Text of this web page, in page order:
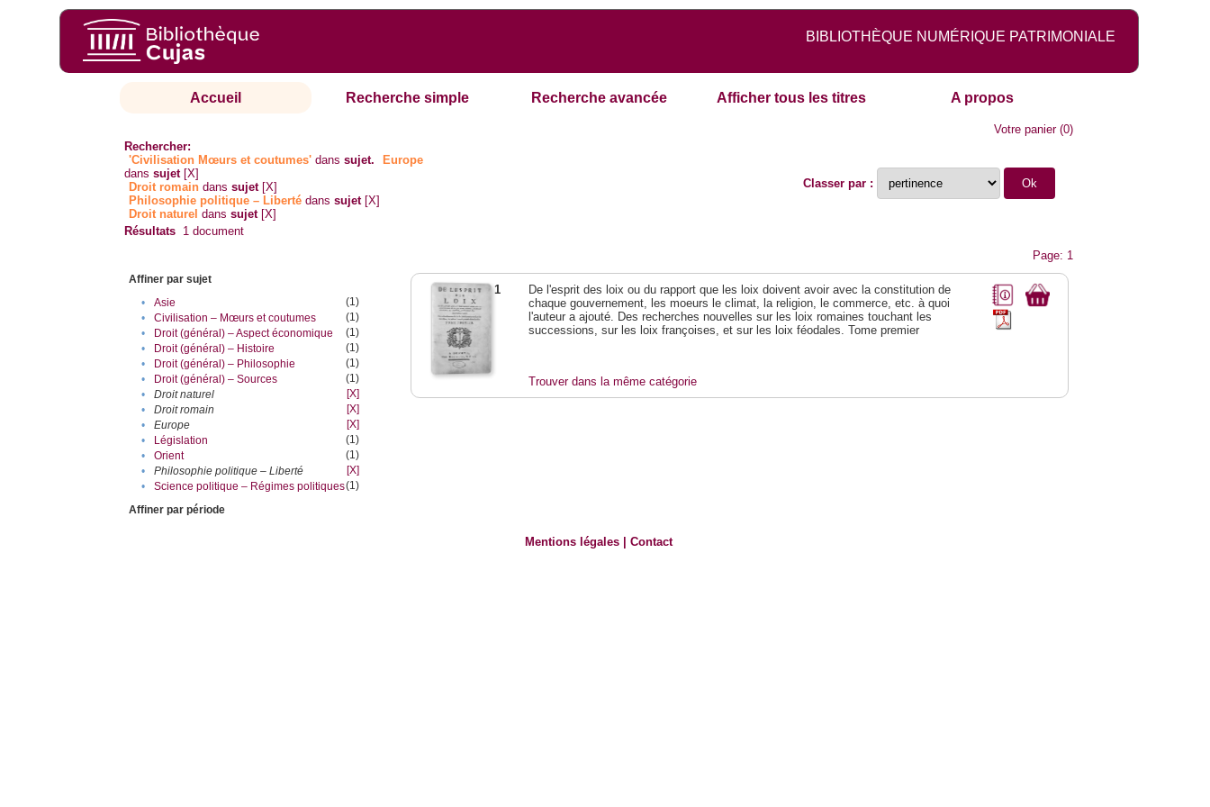
BIBLIOTHÈQUE NUMÉRIQUE PATRIMONIALE
Accueil Recherche simple Recherche avancée Afficher tous les titres A propos
Votre panier(0)
Rechercher:
'Civilisation Mœurs et coutumes' danssujet.
Europe
danssujet [X]
Droit romain danssujet [X]
Philosophie politique – Liberté danssujet [X]
Droit naturel danssujet [X]
Classer par :
Résultats 1 document
Page: 1
Affiner par sujet
•
Asie
(1)
•
Civilisation – Mœurs et coutumes
(1)
•
Droit (général) – Aspect économique
(1)
•
Droit (général) – Histoire
(1)
•
Droit (général) – Philosophie
(1)
•
Droit (général) – Sources
(1)
•
Droit naturel
[X]
•
Droit romain
[X]
•
Europe
[X]
•
Législation
(1)
•
Orient
(1)
•
Philosophie politique – Liberté
[X]
•
Science politique – Régimes politiques(1)
Affiner par période
1
De l'esprit des loix ou du rapport que les loix doivent avoir avec la constitution de
chaque gouvernement, les moeurs le climat, la religion, le commerce, etc. à quoi
l'auteur a ajouté. Des recherches nouvelles sur les loix romaines touchant les
successions, sur les loix françoises, et sur les loix féodales. Tome premier
Trouver dans la même catégorie
Mentions légales |Contact